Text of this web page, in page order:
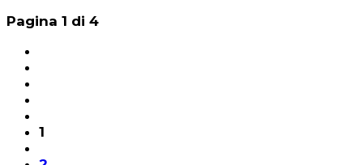
Pagina 1 di 4
1